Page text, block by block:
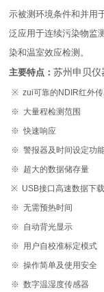
示被测环境条件和并用
泛应用于连续污染物监
染和温室效应检测。
主要特点：苏州申贝仪
※ zui可靠的NDIR红外传
※ 大量程检测范围
※ 快速响应
※ 警报器及时间设定功
※ 超大的数据储存量
※ USB接口高速数据下载
※ 无需预热时间
※ 自动背光显示
※ 用户自校准标定模式
※ 操作简单及使用安全
※ 数字温湿度传感器